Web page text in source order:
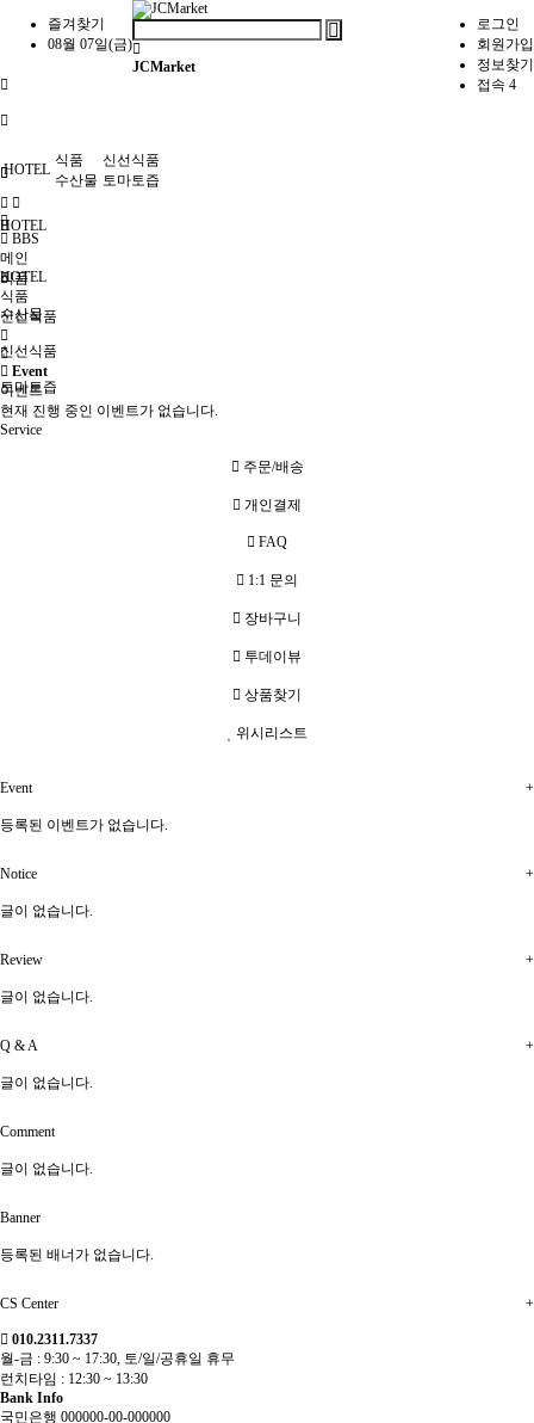
즐겨찾기
08월 07일(금)
로그인
회원가입
정보찾기
접속 4
JCMarket
HOTEL
식품
수산물
신선식품
토마토즙
HOTEL
식품
수산물
신선식품
토마토즙
BBS
메인
HOTEL
식품
신선식품
Event
이벤트
현재 진행 중인 이벤트가 없습니다.
Service
주문/배송
개인결제
FAQ
1:1 문의
장바구니
투데이뷰
상품찾기
위시리스트
+
Event
등록된 이벤트가 없습니다.
+
Notice
글이 없습니다.
+
Review
글이 없습니다.
+
Q & A
글이 없습니다.
Comment
글이 없습니다.
Banner
등록된 배너가 없습니다.
+
CS Center
010.2311.7337
월-금 : 9:30 ~ 17:30, 토/일/공휴일 휴무
런치타임 : 12:30 ~ 13:30
Bank Info
국민은행 000000-00-000000